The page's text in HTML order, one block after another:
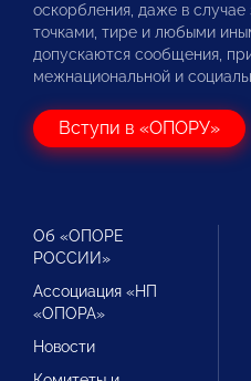
оскорбления, даже в случае
точками, тире и любыми
допускаются сообщения,
межнациональной и
Вступи в «ОПОРУ»
Об «ОПОРЕ
РОССИИ»
Ассоциация «НП
«ОПОРА»
Новости